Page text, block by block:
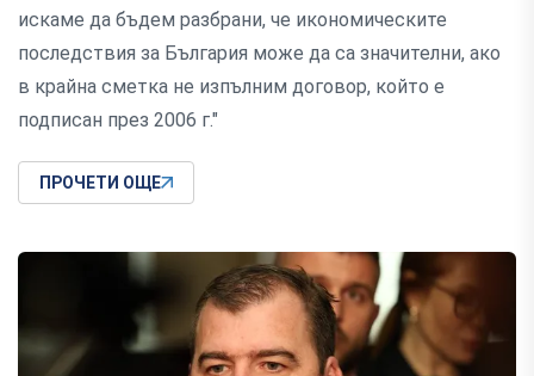
искаме да бъдем разбрани, че икономическите
последствия за България може да са значителни, ако
в крайна сметка не изпълним договор, който е
подписан през 2006 г."
ПРОЧЕТИ ОЩЕ